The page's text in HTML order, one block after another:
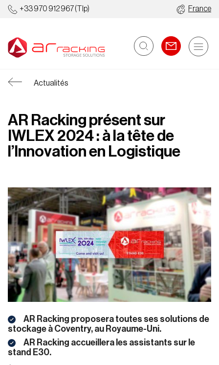
+33 970 912 967(Tlp) France
Rayonnages
Industriels
Rayonnages
pour
Palettes
Rack
à
Palette
Rack
Entrepôts
Automatisés
Entrepôts
Automatisés
pour
Palettes
Entrepôts
Autoportants
Automatisé
pour
Agriculture
Aliments
et
Boissons
E-
commerce
Secteur
Entreprise Qualité
Actualités
AR Racking présent sur
IWLEX 2024 : à la tête de
l’Innovation en Logistique
AR Racking proposera toutes ses solutions de
stockage à Coventry, au Royaume-Uni.
AR Racking accueillera les assistants sur le
stand E30.